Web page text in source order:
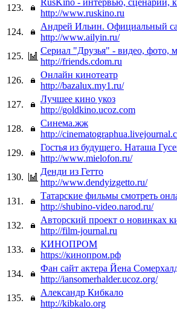
123.
http://www.ruskino.ru
124.
Андрей Ильин. Официальный
http://www.ailyin.ru/
125.
Сериал "Друзья" - видео, фото,
http://friends.cdom.ru
126.
Онлайн кинотеатр
http://bazalux.my1.ru/
127.
Лучшее кино укоз
http://goldkino.ucoz.com
128.
Синема.жж
http://
129.
Гостья из будущего. Наташа
http://www.mielofon.ru/
130.
Денди из Гетто
http://www.dendyizgetto.ru/
131.
Татарские фильмы смотреть
http://shubino-video.narod.ru/
132.
Авторский проект о новинках
http://film-journal.ru
133.
КИНОПРОМ
https://кинопром.рф
134.
Фан сайт актера Йена
http://iansomerhalder.ucoz.org/
135.
Александр Кибкало
http://kibkalo.org